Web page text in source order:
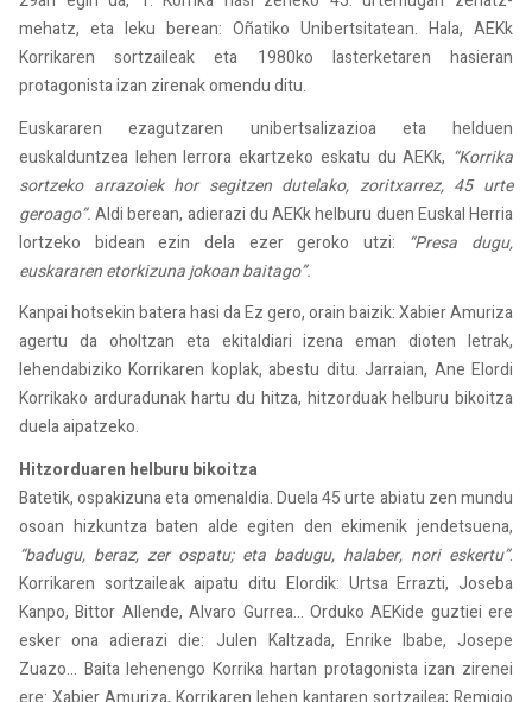
mehatz, eta leku berean: Oñatiko Unibertsitatean. Hala, AEKk
Korrikaren sortzaileak eta 1980ko lasterketaren hasieran
protagonista izan zirenak omendu ditu.
Euskararen ezagutzaren unibertsalizazioa eta helduen
euskalduntzea lehen lerrora ekartzeko eskatu du AEKk, “Korrika
sortzeko arrazoiek hor segitzen dutelako, zoritxarrez, 45 urte
geroago”.Aldi berean, adierazi du AEKk helburu duen Euskal Herria
lortzeko bidean ezin dela ezer geroko utzi: “Presa dugu,
euskararen etorkizuna jokoan baitago”.
Kanpai hotsekin batera hasi da Ez gero, orain baizik: Xabier Amuriza
agertu da oholtzan eta ekitaldiari izena eman dioten letrak,
lehendabiziko Korrikaren koplak, abestu ditu. Jarraian, Ane Elordi
Korrikako arduradunak hartu du hitza, hitzorduak helburu bikoitza
duela aipatzeko.
Hitzorduaren helburu bikoitza
Batetik, ospakizuna eta omenaldia. Duela 45 urte abiatu zen mundu
osoan hizkuntza baten alde egiten den ekimenik jendetsuena,
“badugu, beraz, zer ospatu; eta badugu, halaber, nori eskertu”.
Korrikaren sortzaileak aipatu ditu Elordik: Urtsa Errazti, Joseba
Kanpo, Bittor Allende, Alvaro Gurrea... Orduko AEKide guztiei ere
esker ona adierazi die: Julen Kaltzada, Enrike Ibabe, Josepe
Zuazo... Baita lehenengo Korrika hartan protagonista izan zirenei